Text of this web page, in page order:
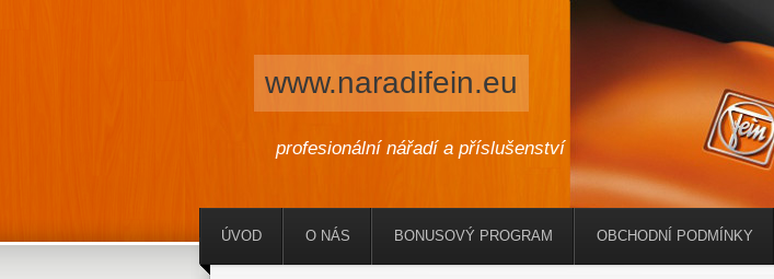
www.naradifein.eu
profesionální nářadí a příslušenství
ÚVOD O NÁS BONUSOVÝ PROGRAM OBCHODNÍ PODMÍNKY